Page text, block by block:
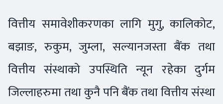
वित्तीय समावेशीकरणका लागि मुगु, कालिकोट,
बझाङ, रुकुम, जुम्ला, सल्यानजस्ता बैंक तथा
वित्तीय संस्थाको उपस्थिति न्यून रहेका दुर्गम
जिल्लाहरुमा तथा कुनै पनि बैंक तथा वित्तीय संस्था